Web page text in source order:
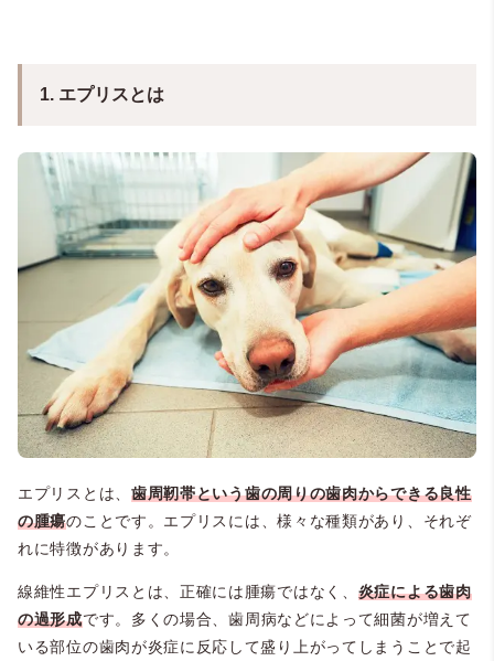
1. エプリスとは
エプリスとは、 歯周靭帯という歯の周りの歯肉からできる良性
の腫瘍のことです。エプリスには、様々な種類があり、それぞ
れに特徴があります。
線維性エプリスとは、正確には腫瘍ではなく、 炎症による歯肉
の過形成です。多くの場合、歯周病などによって細菌が増えて
いる部位の歯肉が炎症に反応して盛り上がってしまうことで起